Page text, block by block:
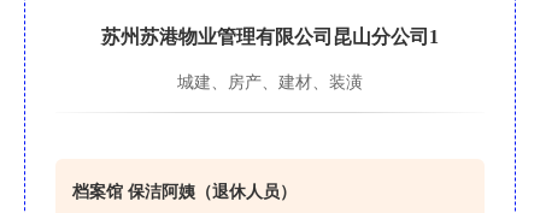
苏州苏港物业管理有限公司昆山分公司1
城建、房产、建材、装潢
档案馆 保洁阿姨（退休人员）